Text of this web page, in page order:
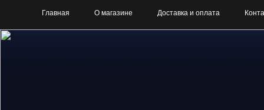
Главная О магазине Доставка и оплата